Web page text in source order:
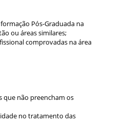
Pós-Graduada na
ou áreas similares;
comprovadas na área
que não preencham os
no tratamento das